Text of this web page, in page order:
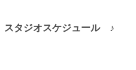
スタジオスケジュール ♪